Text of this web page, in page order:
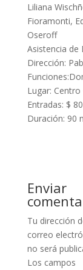
Liliana
Fioramonti,
Oseroff
Asistencia de
Dirección:
Lugar:
Entradas: $ 80
Duración: 90
Enviar
Tu dirección
correo
no será
Los campos